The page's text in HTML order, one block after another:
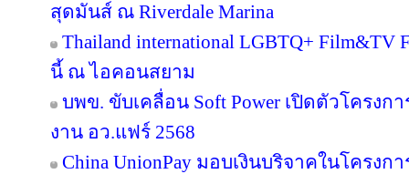
สุดมันส์ ณ Riverdale Marina
Thailand international LGBTQ+ Film&TV
นี้ ณ ไอคอนสยาม
บพข. ขับเคลื่อน Soft Power เปิดตัวโครง
งาน อว.แฟร์ 2568
China UnionPay มอบเงินบริจาคในโครงกา